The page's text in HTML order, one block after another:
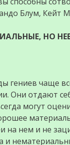
Блум, Кейт
НО
гениев чаще
Они отдают
могут
на нем и не
и